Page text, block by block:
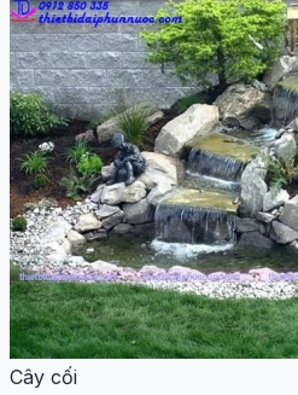
Cây cối